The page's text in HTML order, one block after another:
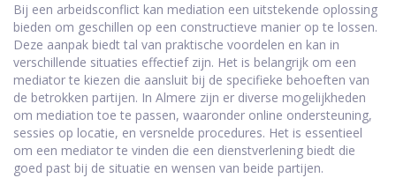
Bij een arbeidsconflict kan mediation een uitstekende oplossing
bieden om geschillen op een constructieve manier op te lossen.
Deze aanpak biedt tal van praktische voordelen en kan in
verschillende situaties effectief zijn. Het is belangrijk om een
mediator te kiezen die aansluit bij de specifieke behoeften van
de betrokken partijen. In Almere zijn er diverse mogelijkheden
om mediation toe te passen, waaronder online ondersteuning,
sessies op locatie, en versnelde procedures. Het is essentieel
om een mediator te vinden die een dienstverlening biedt die
goed past bij de situatie en wensen van beide partijen.